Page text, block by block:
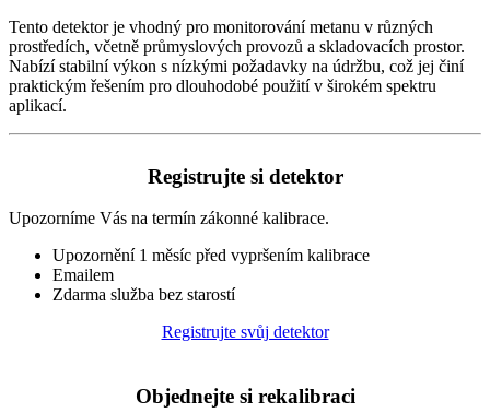
Tento detektor je vhodný pro monitorování metanu v různých
prostředích, včetně průmyslových provozů a skladovacích prostor.
Nabízí stabilní výkon s nízkými požadavky na údržbu, což jej činí
praktickým řešením pro dlouhodobé použití v širokém spektru
aplikací.
Registrujte si detektor
Upozorníme Vás na termín zákonné kalibrace.
Upozornění 1 měsíc před vypršením kalibrace
Emailem
Zdarma služba bez starostí
Registrujte svůj detektor
Objednejte si rekalibraci